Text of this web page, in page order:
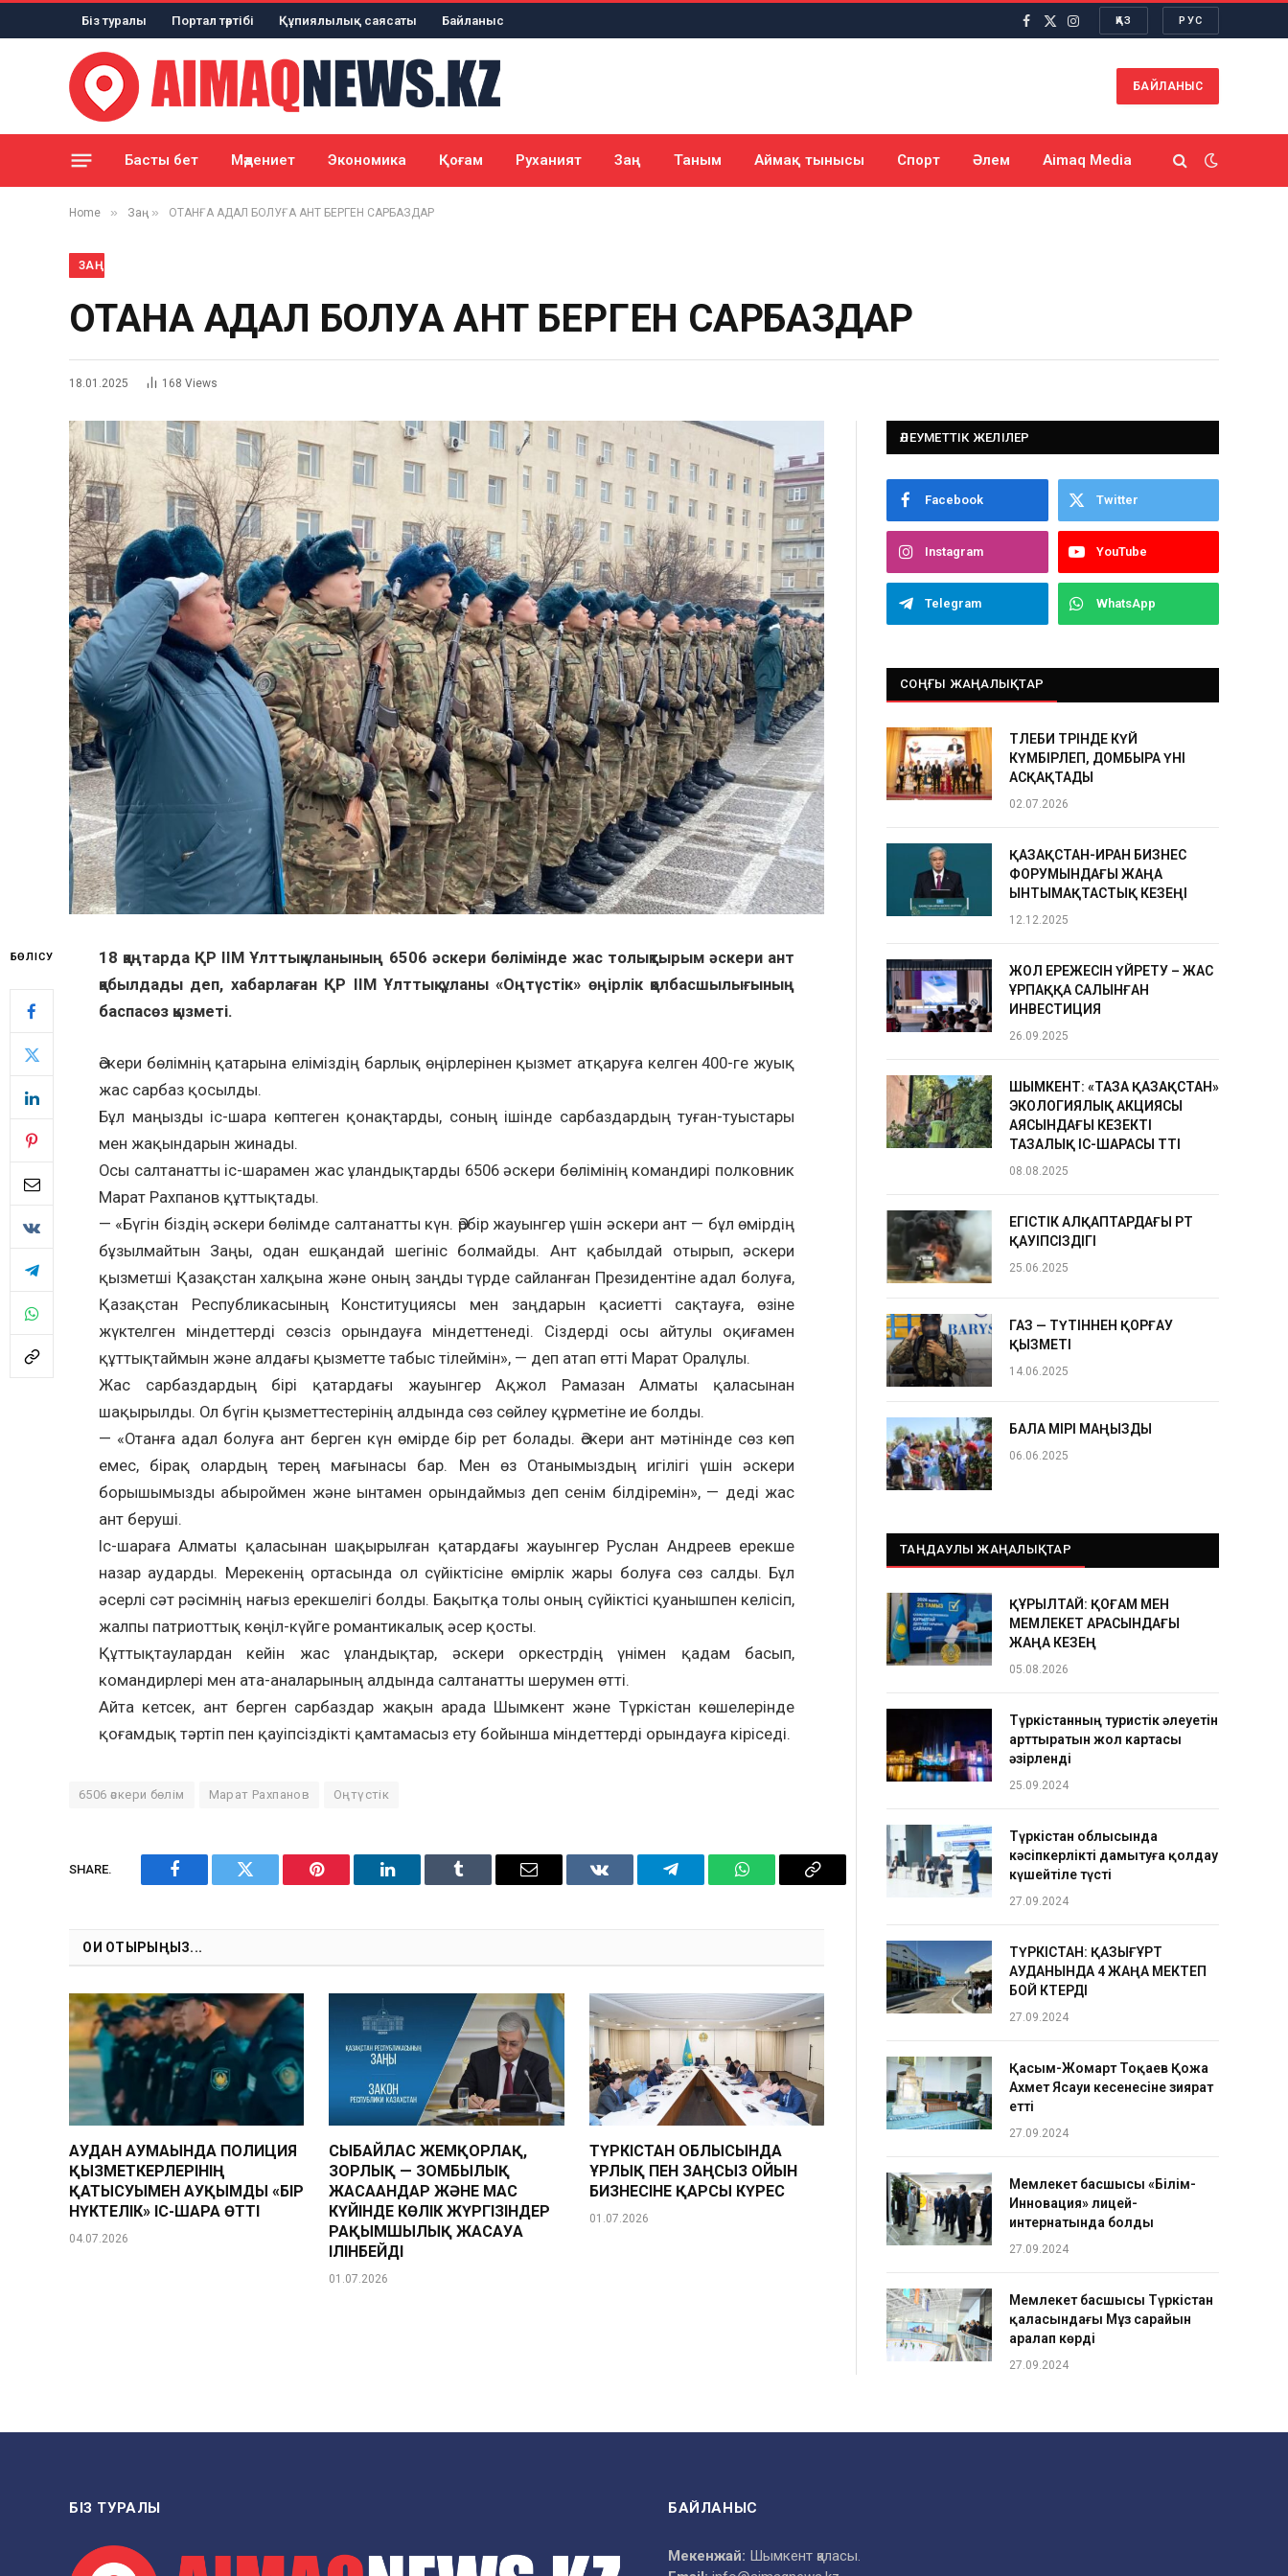
Біз туралы Портал тәртібі Құпиялылық саясаты Байланыс
Facebook
X
Instagram
ҚАЗ РУС
БАЙЛАНЫС
Басты бет Мәдениет Экономика Қоғам Руханият Заң Таным Аймақ тынысы Спорт Әлем Aimaq Media
Home » Заң » ОТАНҒА АДАЛ БОЛУҒА АНТ БЕРГЕН САРБАЗДАР
ЗАҢ
ОТАНҒА АДАЛ БОЛУҒА АНТ БЕРГЕН САРБАЗДАР
18.01.2025 168 Views
БӨЛІСУ
18 қаңтарда ҚР ІІМ Ұлттық ұланының 6506 әскери бөлімінде жас толықтырым әскери ант
қабылдады деп, хабарлаған ҚР ІІМ Ұлттық ұланы «Оңтүстік» өңірлік қолбасшылығының
баспасөз қызметі.
Әскери бөлімнің қатарына еліміздің барлық өңірлерінен қызмет атқаруға келген 400-ге жуық
жас сарбаз қосылды.
Бұл маңызды іс-шара көптеген қонақтарды, соның ішінде сарбаздардың туған-туыстары
мен жақындарын жинады.
Осы салтанатты іс-шарамен жас ұландықтарды 6506 әскери бөлімінің командирі полковник
Марат Рахпанов құттықтады.
— «Бүгін біздің әскери бөлімде салтанатты күн. Әрбір жауынгер үшін әскери ант — бұл өмірдің
бұзылмайтын Заңы, одан ешқандай шегініс болмайды. Ант қабылдай отырып, әскери
қызметші Қазақстан халқына және оның заңды түрде сайланған Президентіне адал болуға,
Қазақстан Республикасының Конституциясы мен заңдарын қасиетті сақтауға, өзіне
жүктелген міндеттерді сөзсіз орындауға міндеттенеді. Сіздерді осы айтулы оқиғамен
құттықтаймын және алдағы қызметте табыс тілеймін», — деп атап өтті Марат Оралұлы.
Жас сарбаздардың бірі қатардағы жауынгер Ақжол Рамазан Алматы қаласынан
шақырылды. Ол бүгін қызметтестерінің алдында сөз сөйлеу құрметіне ие болды.
— «Отанға адал болуға ант берген күн өмірде бір рет болады. Әскери ант мәтінінде сөз көп
емес, бірақ олардың терең мағынасы бар. Мен өз Отанымыздың игілігі үшін әскери
борышымызды абыроймен және ынтамен орындаймыз деп сенім білдіремін», — деді жас
ант беруші.
Іс-шараға Алматы қаласынан шақырылған қатардағы жауынгер Руслан Андреев ерекше
назар аударды. Мерекенің ортасында ол сүйіктісіне өмірлік жары болуға сөз салды. Бұл
әсерлі сәт рәсімнің нағыз ерекшелігі болды. Бақытқа толы оның сүйіктісі қуанышпен келісіп,
жалпы патриоттық көңіл-күйге романтикалық әсер қосты.
Құттықтаулардан кейін жас ұландықтар, әскери оркестрдің үнімен қадам басып,
командирлері мен ата-аналарының алдында салтанатты шерумен өтті.
Айта кетсек, ант берген сарбаздар жақын арада Шымкент және Түркістан көшелерінде
қоғамдық тәртіп пен қауіпсіздікті қамтамасыз ету бойынша міндеттерді орындауға кіріседі.
6506 әскери бөлім Марат Рахпанов Оңтүстік
SHARE.
Facebook Twitter Pinterest LinkedIn Tumblr Email VKontakteTelegram WhatsAppCopy
ОҚИ ОТЫРЫҢЫЗ...
АУДАН АУМАҒЫНДА ПОЛИЦИЯ
ҚЫЗМЕТКЕРЛЕРІНІҢ
ҚАТЫСУЫМЕН АУҚЫМДЫ «БІР
НҮКТЕЛІК» ІС-ШАРА ӨТТІ
04.07.2026
СЫБАЙЛАС ЖЕМҚОРЛАҚ,
ЗОРЛЫҚ — ЗОМБЫЛЫҚ
ЖАСАҒАНДАР ЖӘНЕ МАС
КҮЙІНДЕ КӨЛІК ЖҮРГІЗІНДЕР
РАҚЫМШЫЛЫҚ ЖАСАУҒА
ІЛІНБЕЙДІ
01.07.2026
ТҮРКІСТАН ОБЛЫСЫНДА
ҰРЛЫҚ ПЕН ЗАҢСЫЗ ОЙЫН
БИЗНЕСІНЕ ҚАРСЫ КҮРЕС
01.07.2026
ӘЛЕУМЕТТІК ЖЕЛІЛЕР
Facebook Twitter
Instagram YouTube
Telegram WhatsApp
СОҢҒЫ ЖАҢАЛЫҚТАР
ТӨЛЕБИ ТӨРІНДЕ КҮЙ
КҮМБІРЛЕП, ДОМБЫРА ҮНІ
АСҚАҚТАДЫ
02.07.2026
ҚАЗАҚСТАН-ИРАН БИЗНЕС
ФОРУМЫНДАҒЫ ЖАҢА
ЫНТЫМАҚТАСТЫҚ КЕЗЕҢІ
12.12.2025
ЖОЛ ЕРЕЖЕСІН ҮЙРЕТУ – ЖАС
ҰРПАҚҚА САЛЫНҒАН
ИНВЕСТИЦИЯ
26.09.2025
ШЫМКЕНТ: «ТАЗА ҚАЗАҚСТАН»
ЭКОЛОГИЯЛЫҚ АКЦИЯСЫ
АЯСЫНДАҒЫ КЕЗЕКТІ
ТАЗАЛЫҚ ІС-ШАРАСЫ ӨТТІ
08.08.2025
ЕГІСТІК АЛҚАПТАРДАҒЫ ӨРТ
ҚАУІПСІЗДІГІ
25.06.2025
ГАЗ — ТҮТІННЕН ҚОРҒАУ
ҚЫЗМЕТІ
14.06.2025
БАЛА ӨМІРІ МАҢЫЗДЫ
06.06.2025
ТАҢДАУЛЫ ЖАҢАЛЫҚТАР
ҚҰРЫЛТАЙ: ҚОҒАМ МЕН
МЕМЛЕКЕТ АРАСЫНДАҒЫ
ЖАҢА КЕЗЕҢ
05.08.2026
Түркістанның туристік әлеуетін
арттыратын жол картасы
әзірленді
25.09.2024
Түркістан облысында
кәсіпкерлікті дамытуға қолдау
күшейтіле түсті
27.09.2024
ТҮРКІСТАН: ҚАЗЫҒҰРТ
АУДАНЫНДА 4 ЖАҢА МЕКТЕП
БОЙ КӨТЕРДІ
27.09.2024
Қасым-Жомарт Тоқаев Қожа
Ахмет Ясауи кесенесіне зиярат
етті
27.09.2024
Мемлекет басшысы «Білім-
Инновация» лицей-
интернатында болды
27.09.2024
Мемлекет басшысы Түркістан
қаласындағы Мұз сарайын
аралап көрді
27.09.2024
БІЗ ТУРАЛЫ БАЙЛАНЫС
Мекенжай: Шымкент қаласы.